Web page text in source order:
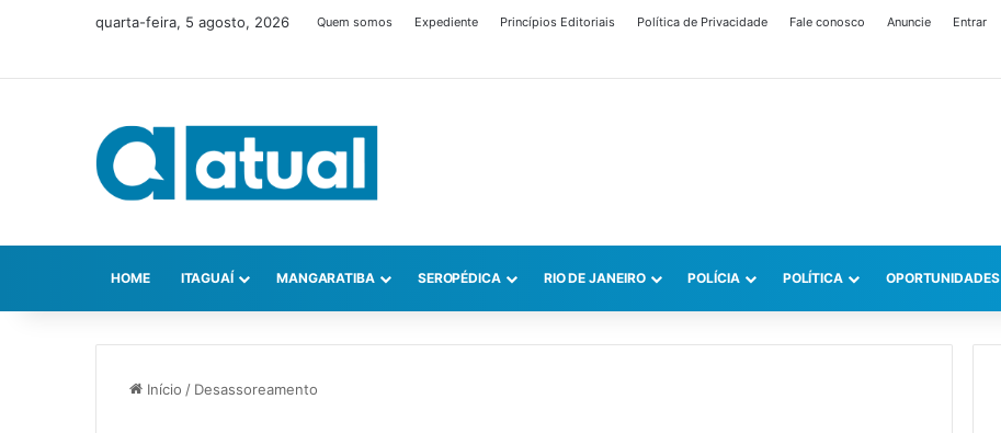
quarta-feira, 5 agosto, 2026 Quem somos Expediente Princípios Editoriais Política de Privacidade Fale conosco Anuncie Entrar
HOME ITAGUAÍ MANGARATIBA SEROPÉDICA RIO DE JANEIRO POLÍCIA POLÍTICA OPORTUNIDADES
Início / Desassoreamento